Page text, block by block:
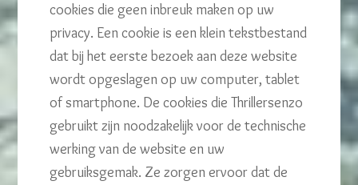
cookies die geen inbreuk maken op uw
privacy. Een cookie is een klein tekstbestand
dat bij het eerste bezoek aan deze website
wordt opgeslagen op uw computer, tablet
of smartphone. De cookies die Thrillersenzo
gebruikt zijn noodzakelijk voor de technische
werking van de website en uw
gebruiksgemak. Ze zorgen ervoor dat de